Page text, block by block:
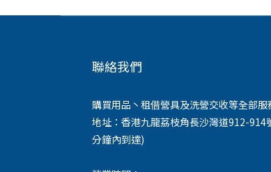
聯絡我們
購買用品丶租借營具及洗營交收等全部
地址：香港九龍荔枝角長沙灣道912-914
分鐘內到達)